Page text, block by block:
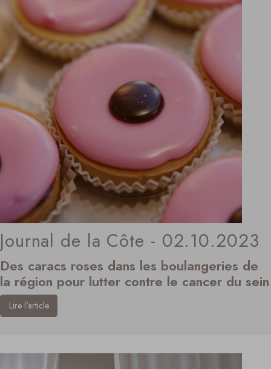
Journal de la Côte - 02.10.2023
Des caracs roses dans les boulangeries de
la région pour lutter contre le cancer du sein
Lire l'article